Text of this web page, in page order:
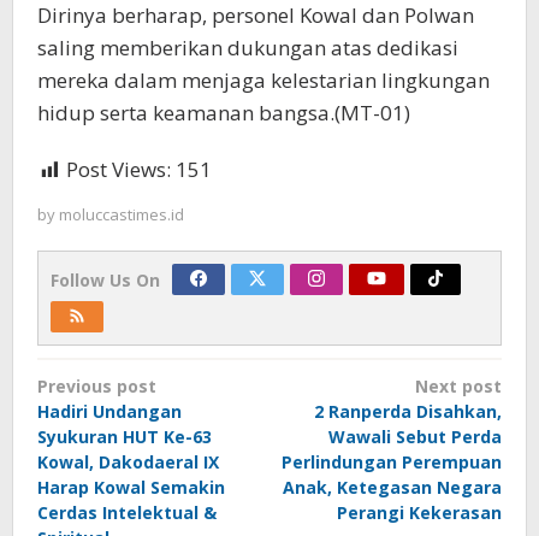
Dirinya berharap, personel Kowal dan Polwan
saling memberikan dukungan atas dedikasi
mereka dalam menjaga kelestarian lingkungan
hidup serta keamanan bangsa.(MT-01)
Post Views: 151
by moluccastimes.id
Follow Us On
Post
navigation
Previous post
Hadiri Undangan
Syukuran HUT Ke-63
Kowal, Dakodaeral IX
Harap Kowal Semakin
Cerdas Intelektual &
Next post
2 Ranperda Disahkan,
Wawali Sebut Perda
Perlindungan Perempuan
Anak, Ketegasan Negara
Perangi Kekerasan